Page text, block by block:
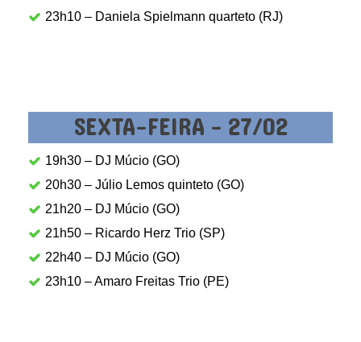
23h10 – Daniela Spielmann quarteto (RJ)
SEXTA-FEIRA - 27/02
19h30 – DJ Múcio (GO)
20h30 – Júlio Lemos quinteto (GO)
21h20 – DJ Múcio (GO)
21h50 – Ricardo Herz Trio (SP)
22h40 – DJ Múcio (GO)
23h10 – Amaro Freitas Trio (PE)